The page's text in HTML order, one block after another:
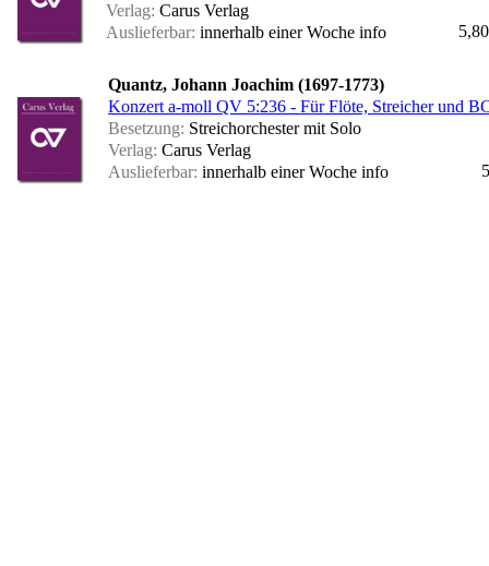
Verlag: Carus Verlag
Auslieferbar: innerhalb einer Woche info
Quantz, Johann Joachim (1697-1773)
Konzert a-moll QV 5:236 - Für Flöte, Streicher und
Besetzung: Streichorchester mit Solo
Verlag: Carus Verlag
Auslieferbar: innerhalb einer Woche info